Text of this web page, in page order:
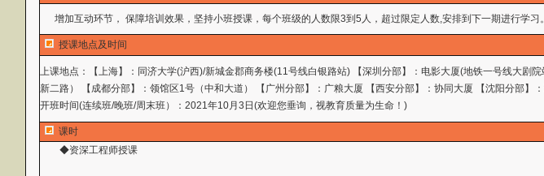
增加互动环节， 保障培训效果，坚持小班授课，每个班级的人数限3到5人，超过限定人数,安排到下一期进行学习。
授课地点及时间
上课地点：
【上海】：同济大学(沪西)/新城金郡商务楼(11号线白银路站) 【深圳分部】：电影大厦(地铁一号线大
新二路） 【成都分部】：领馆区1号（中和大道） 【广州分部】：广粮大厦 【西安分部】：协同大厦 【沈阳分部
开班时间(连续班/晚班/周末班）：2021年10月3日(欢迎您垂询，视教育质量为生命！)
课时
◆资深工程师授课